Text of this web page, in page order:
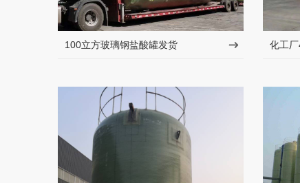
100立方玻璃钢盐酸罐发货 化工